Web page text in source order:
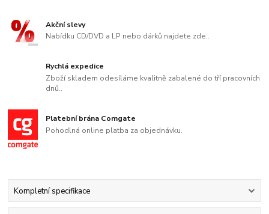
Akční slevy
Nabídku CD/DVD a LP nebo dárků najdete zde..
Rychlá expedice
Zboží skladem odesíláme kvalitně zabalené do tří pracovních
dnů..
Platební brána Comgate
Pohodlná online platba za objednávku.
Kompletní specifikace